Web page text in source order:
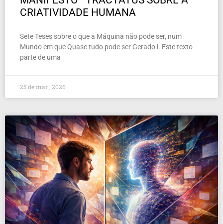
CRIATIVIDADE HUMANA
Sete Teses sobre o que a Máquina não pode ser, num
Mundo em que Quase tudo pode ser Gerado i. Este texto
parte de uma
25 de mar , 2026